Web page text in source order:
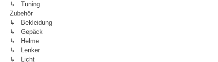
↳ Tuning
Zubehör
↳ Bekleidung
↳ Gepäck
↳ Helme
↳ Lenker
↳ Licht